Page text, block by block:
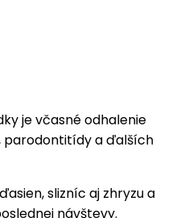
je včasné odhalenie
parodontitídy a ďalších
slizníc aj zhryzu a
návštevy.